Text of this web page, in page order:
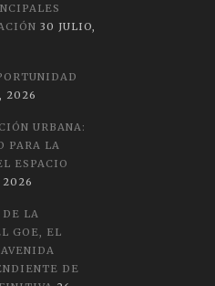
30 JULIO,
2026
URBANA:
PARA LA
ESPACIO
2026
DE LA
GOE, EL
DE